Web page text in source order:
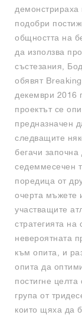
подобри
общността на
да използва
състезания,
обявят
декември 2016
проектът се
предназначен
следващите
бегачи
седеммесечен
поредица от
очерта мъжете
участващите
стратегията
невероятната
към опита, и
опита да
постигне
група от
които щяха да